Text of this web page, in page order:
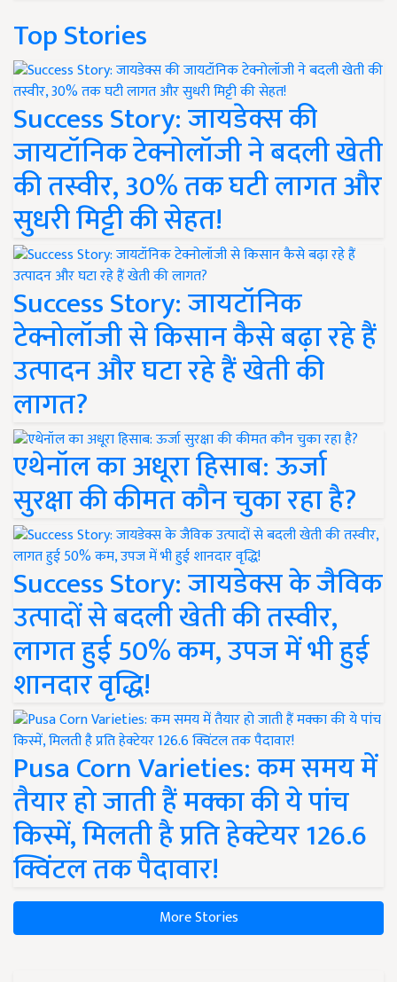
Top Stories
Success Story: जायडेक्स की
जायटॉनिक टेक्नोलॉजी ने बदली खेती
की तस्वीर, 30% तक घटी लागत और
सुधरी मिट्टी की सेहत!
Success Story: जायटॉनिक
टेक्नोलॉजी से किसान कैसे बढ़ा रहे हैं
उत्पादन और घटा रहे हैं खेती की
लागत?
एथेनॉल का अधूरा हिसाब: ऊर्जा
सुरक्षा की कीमत कौन चुका रहा है?
Success Story: जायडेक्स के जैविक
उत्पादों से बदली खेती की तस्वीर,
लागत हुई 50% कम, उपज में भी हुई
शानदार वृद्धि!
Pusa Corn Varieties: कम समय में
तैयार हो जाती हैं मक्का की ये पांच
किस्में, मिलती है प्रति हेक्टेयर 126.6
क्विंटल तक पैदावार!
More Stories